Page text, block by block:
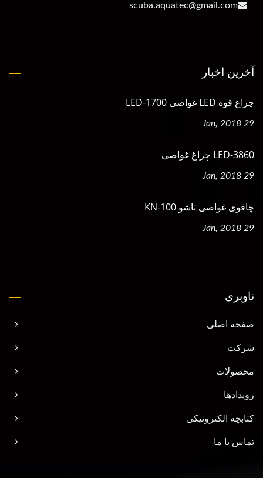
scuba.aquatec@gmail.com
آخرین اخبار
چراغ قوه LED غواصی LED-1700
29 Jan, 2018
LED-3860 چراغ غواصی
29 Jan, 2018
چاقوی غواصی تاشو KN-100
29 Jan, 2018
ناوبری
صفحه اصلی
شرکت
محصولات
رویدادها
کتابچه الکترونیکی
تماس با ما